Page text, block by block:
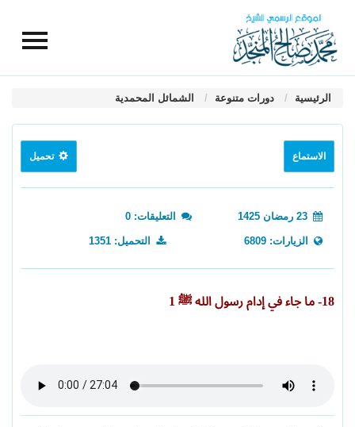
الرئيسية دورات متنوعة الشمائل المحمدية
الاستماع تحميل
التعليقات: 0
الزيارات: 6809 التحميل: 1351
18- ما جاء في إدام رسول الله ﷺ 1